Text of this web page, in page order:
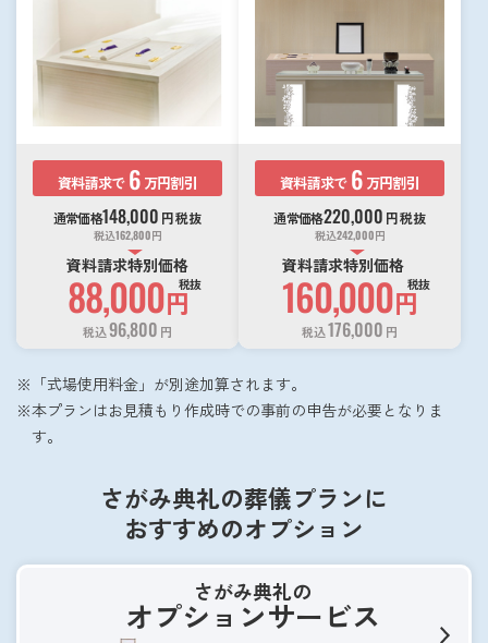
資料請求で 6 万円割引
通常価格148,000 円税抜
税込162,800円
資料請求特別価格
88,000円
税抜
税込96,800 円
資料請求で 6 万円割引
通常価格220,000 円税抜
税込242,000円
資料請求特別価格
160,000円
税抜
税込176,000 円
「式場使用料金」が別途加算されます。
本プランはお見積もり作成時での事前の申告が必要となりま
す。
さがみ典礼の葬儀プランに
おすすめのオプション
さがみ典礼の
オプションサービス